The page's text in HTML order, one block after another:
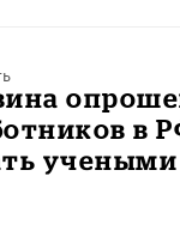
в
учеными